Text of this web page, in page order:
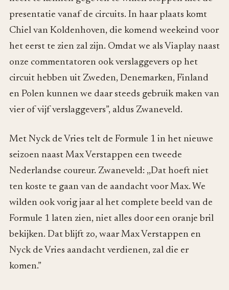
presentatie vanaf de circuits. In haar plaats komt
Chiel van Koldenhoven, die komend weekeind voor
het eerst te zien zal zijn. Omdat we als Viaplay naast
onze commentatoren ook verslaggevers op het
circuit hebben uit Zweden, Denemarken, Finland
en Polen kunnen we daar steeds gebruik maken van
vier of vijf verslaggevers”, aldus Zwaneveld.
Met Nyck de Vries telt de Formule 1 in het nieuwe
seizoen naast Max Verstappen een tweede
Nederlandse coureur. Zwaneveld: ,,Dat hoeft niet
ten koste te gaan van de aandacht voor Max. We
wilden ook vorig jaar al het complete beeld van de
Formule 1 laten zien, niet alles door een oranje bril
bekijken. Dat blijft zo, waar Max Verstappen en
Nyck de Vries aandacht verdienen, zal die er
komen.”